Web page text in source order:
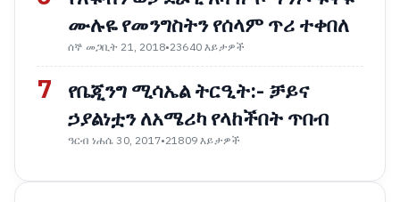
ሙሉዬ የመንግስትን የሰላም ጥሪ ተቀበለ
ሰኞ መጋቢት 21, 2018•23640 እይታዎች
7
የቤጂንግ ሚሳኤል ትርዒት:- ቻይና
ኃያልነቷን ለአሜሪካ የላከችበት ጥበብ
ዓርብ ነሐሴ 30, 2017•21809 እይታዎች